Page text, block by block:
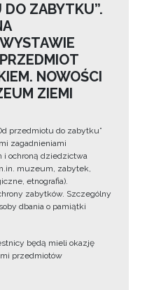
DO ZABYTKU”.
NOWOŚCI
ZIEMI
przedmiotu do zabytku”
zagadnieniami
ochroną dziedzictwa
muzeum, zabytek,
etnografia).
zabytków. Szczególny
dbania o pamiątki
będą mieli okazję
przedmiotów